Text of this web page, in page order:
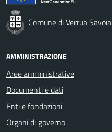
Comune di Verrua Savoia
AMMINISTRAZIONE
Aree amministrative
Documenti e dati
Enti e fondazioni
Organi di governo